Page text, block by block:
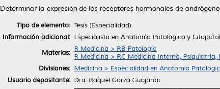
Determinar la expresión de los receptores hormonales de
Tipo de elemento: Tesis (Especialidad)
Información adicional: Especialista en Anatomía Patológica y
Materias: R Medicina > RB Patología
R Medicina > RC Medicina Interna, Psiquiatría,
Divisiones: Medicina > Especialidad en Anatomia
Usuario depositante: Dra. Raquel Garza Guajardo